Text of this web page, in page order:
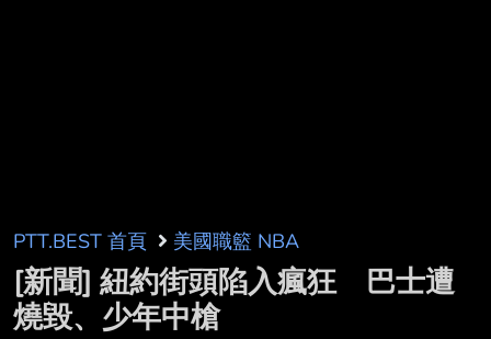
PTT.BEST 首頁 美國職籃 NBA
[新聞] 紐約街頭陷入瘋狂 巴士遭
燒毀、少年中槍